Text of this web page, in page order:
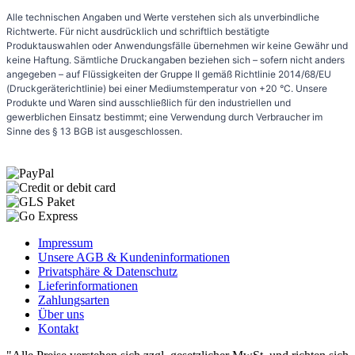
Alle technischen Angaben und Werte verstehen sich als unverbindliche
Richtwerte. Für nicht ausdrücklich und schriftlich bestätigte
Produktauswahlen oder Anwendungsfälle übernehmen wir keine Gewähr und
keine Haftung. Sämtliche Druckangaben beziehen sich – sofern nicht anders
angegeben – auf Flüssigkeiten der Gruppe II gemäß Richtlinie 2014/68/EU
(Druckgeräterichtlinie) bei einer Mediumstemperatur von +20 °C. Unsere
Produkte und Waren sind ausschließlich für den industriellen und
gewerblichen Einsatz bestimmt; eine Verwendung durch Verbraucher im
Sinne des § 13 BGB ist ausgeschlossen.
Impressum
Unsere AGB & Kundeninformationen
Privatsphäre & Datenschutz
Lieferinformationen
Zahlungsarten
Über uns
Kontakt